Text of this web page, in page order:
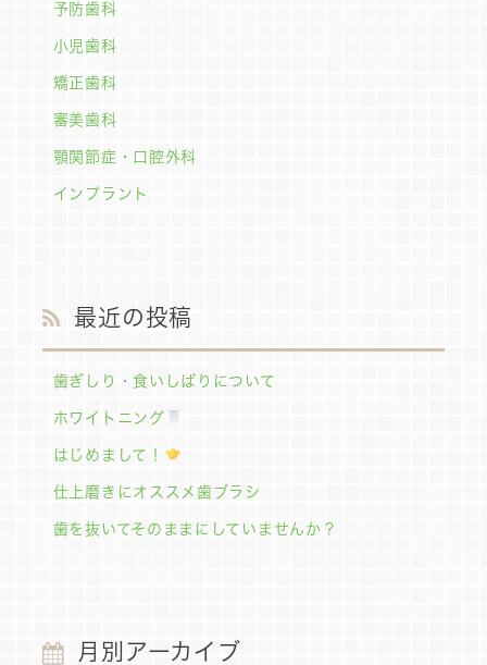
予防歯科
小児歯科
矯正歯科
審美歯科
顎関節症・口腔外科
インプラント
最近の投稿
歯ぎしり・食いしばりについて
ホワイトニング
はじめまして！
仕上磨きにオススメ歯ブラシ
歯を抜いてそのままにしていませんか？
月別アーカイブ